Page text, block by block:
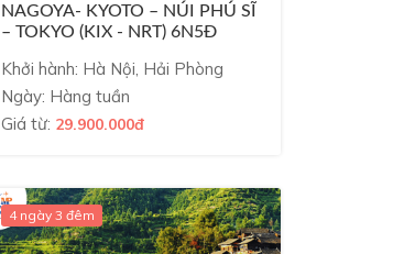
NAGOYA- KYOTO – NÚI PHÚ SĨ
– TOKYO (KIX - NRT) 6N5Đ
Khởi hành: Hà Nội, Hải Phòng
Ngày: Hàng tuần
Giá từ: 29.900.000đ
4 ngày 3 đêm